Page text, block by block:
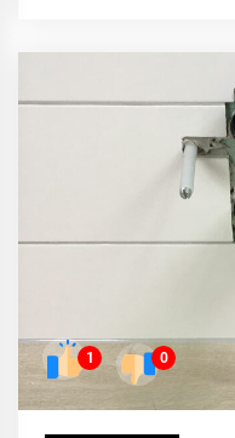
1 0